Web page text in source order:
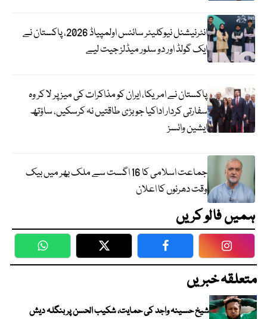
انٹرنیشنل نیوکلیئر سائنس اولمپیاڈ 2026، پاکستان نے
ایک گولڈ اور دو سلور میڈلز جیت لیے
پاکستان نے امریکا، ایران کو مذاکرات کی میز پر لا کر وہ
سفارتی کردار اداکیا جو بڑی طاقتیں نہ کرسکیں، ساؤتھ
ایشین وائسز
جماعت اسلامی کا 16 اگست سے ملک بھر میں بیک
وقت دھرنوں کا اعلان
ہمیں فالو کریں
WhatsApp Twitter Facebook
متعلقہ خبریں
شیخ حسینہ واجد کی حمایت، شکیب الحسن پر بنگلہ دیش